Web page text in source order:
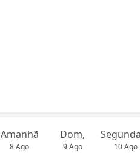
Amanhã
8 Ago
Dom,
9 Ago 10 Ago